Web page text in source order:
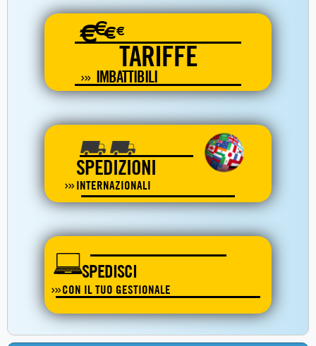
€€€€
TARIFFE
IMBATTIBILI
SPEDIZIONI
INTERNAZIONALI
SPEDISCI
CON IL TUO GESTIONALE